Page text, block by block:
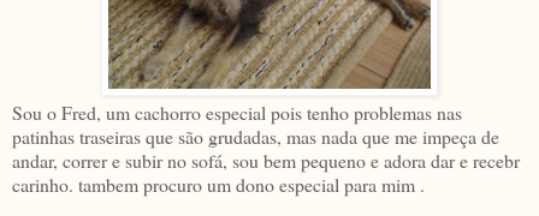
Sou o Fred, um cachorro especial pois tenho problemas nas
patinhas traseiras que são grudadas, mas nada que me impeça de
andar, correr e subir no sofá, sou bem pequeno e adora dar e recebr
carinho. tambem procuro um dono especial para mim .